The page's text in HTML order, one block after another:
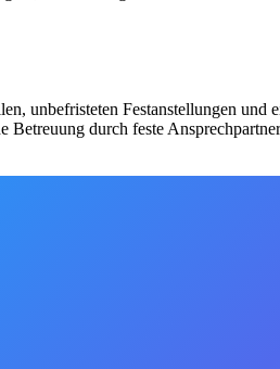
unbefristeten Festanstellungen und
durch feste